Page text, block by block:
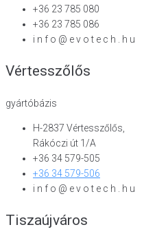
+36 23 785 080
+36 23 785 086
i n f o @ e v o t e c h . h u
Vértesszőlős
gyártóbázis
H-2837 Vértesszőlős,
Rákóczi út 1/A
+36 34 579-505
+36 34 579-506
i n f o @ e v o t e c h . h u
Tiszaújváros